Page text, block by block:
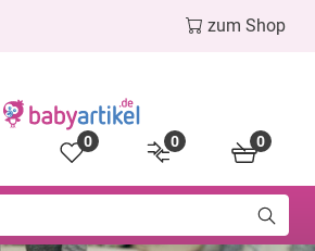
zum Shop
0
0
0